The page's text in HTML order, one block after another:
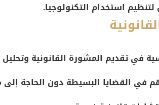
استخدام التكنولوجيا.
في تقديم المشورة القانونية وتحليل
في القضايا البسيطة دون الحاجة إلى